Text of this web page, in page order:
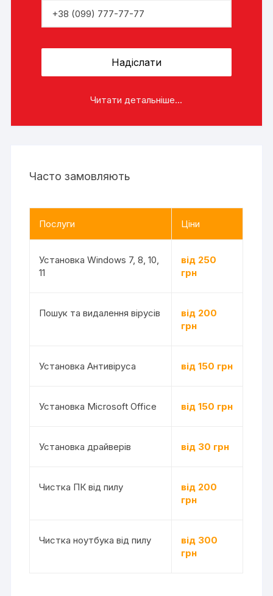
Читати детальніше...
Часто замовляють
Послуги Ціни
Установка Windows 7, 8, 10,
11
від 250
грн
Пошук та видалення вірусів
від 200
грн
Установка Антивіруса від 150 грн
Установка Microsoft Office від 150 грн
Установка драйверів від 30 грн
Чистка ПК від пилу
від 200
грн
Чистка ноутбука від пилу
від 300
грн